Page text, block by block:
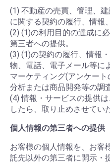
(1) 不動産の売買、管理、
に関する契約の履行、情報
(2) (1)の利用目的の達成に
第三者への提供。
(3) (1)の契約の履行、情報
物、電話、電子メール等に
マーケティング(アンケー
分析または商品開発等の調
(4) 情報・サービスの提供
したら、取り止めさせてい
個人情報の第三者への提供
お客様の個人情報を、お客
託先以外の第三者に開示・